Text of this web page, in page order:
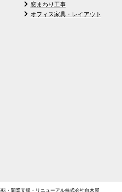
窓まわり工事
オフィス家具・レイアウト
・開業支援・リニューアル株式会社白木屋